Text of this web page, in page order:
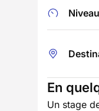
Niveau
En
Un stage